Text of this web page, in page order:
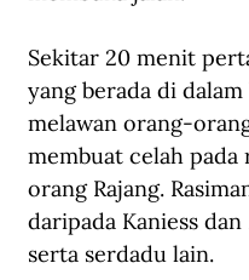
Sekitar 20 menit
yang berada di
melawan orang-
membuat celah
orang Rajang.
daripada Kaniess dan
serta serdadu lain.